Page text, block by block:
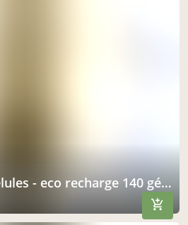
- eco recharge 140 gélules